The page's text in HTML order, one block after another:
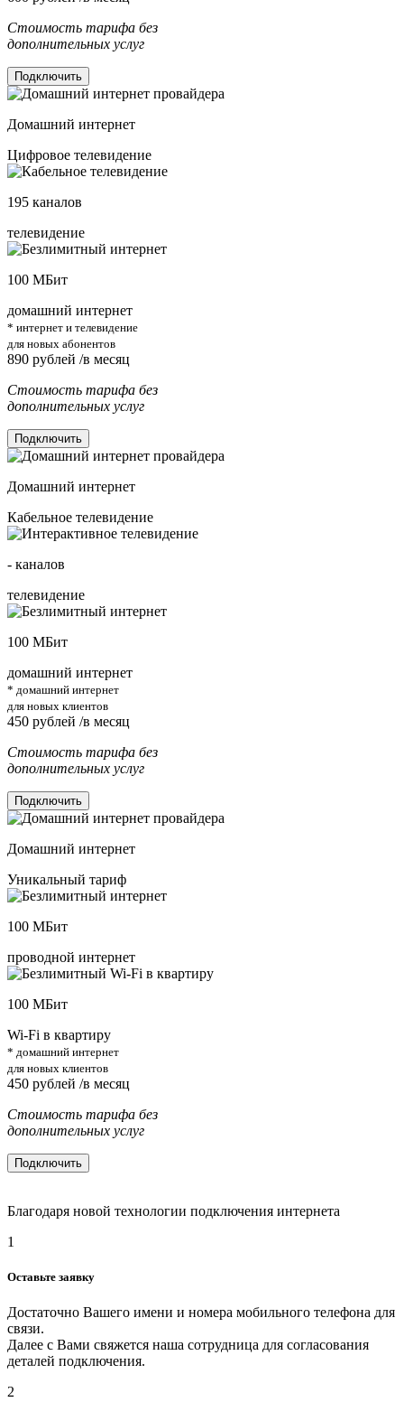
Стоимость тарифа без
дополнительных услуг
Подключить
Домашний интернет
Цифровое телевидение
195 каналов
телевидение
100 МБит
домашний интернет
* интернет и телевидение
для новых абонентов
890 рублей /в месяц
Стоимость тарифа без
дополнительных услуг
Подключить
Домашний интернет
Кабельное телевидение
- каналов
телевидение
100 МБит
домашний интернет
* домашний интернет
для новых клиентов
450 рублей /в месяц
Стоимость тарифа без
дополнительных услуг
Подключить
Домашний интернет
Уникальный тариф
100 МБит
проводной интернет
100 МБит
Wi-Fi в квартиру
* домашний интернет
для новых клиентов
450 рублей /в месяц
Стоимость тарифа без
дополнительных услуг
Подключить
Благодаря новой технологии подключения интернета
1
Оставьте заявку
Достаточно Вашего имени и номера мобильного телефона для
связи.
Далее с Вами свяжется наша сотрудница для согласования
деталей подключения.
2